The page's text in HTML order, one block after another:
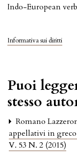
Indo-European
Informativa sui diritti
Puoi
stesso
Romano
appellativi in
V. 53 N. 2 (2015)